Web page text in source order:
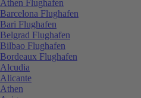
Athen Flughafen
Barcelona Flughafen
Bari Flughafen
Belgrad Flughafen
Bilbao Flughafen
Bordeaux Flughafen
Alcudia
Alicante
Athen